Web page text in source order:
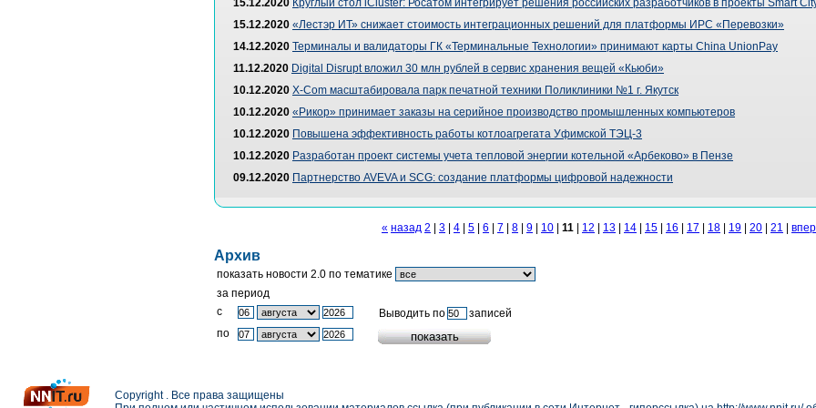
15.12.2020 Круглый стол iCluster: Росатом интегрирует решения российских разработчиков в проекты Smart
15.12.2020 «Лестэр ИТ» снижает стоимость интеграционных решений для платформы ИРС «Перевозки»
14.12.2020 Терминалы и валидаторы ГК «Терминальные Технологии» принимают карты China UnionPay
11.12.2020 Digital Disrupt вложил 30 млн рублей в сервис хранения вещей «Кьюби»
10.12.2020 X-Com масштабировала парк печатной техники Поликлиники №1 г. Якутск
10.12.2020 «Рикор» принимает заказы на серийное производство промышленных компьютеров
10.12.2020 Повышена эффективность работы котлоагрегата Уфимской ТЭЦ-3
10.12.2020 Разработан проект системы учета тепловой энергии котельной «Арбеково» в Пензе
09.12.2020 Партнерство AVEVA и SCG: создание платформы цифровой надежности
« назад 2 3 4 5 6 7 8 9 10 11 12 13 14 15 16 17 18 19 20 21
Архив
показать новости 2.0 по тематике
за период
c
Выводить по
записей
по
Copyright . Все права защищены